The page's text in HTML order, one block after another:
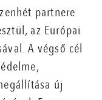
partnere
az Európai
A végső cél
új